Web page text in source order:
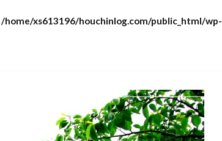
/home/xs613196/houchinlog.com/public_html/wp-